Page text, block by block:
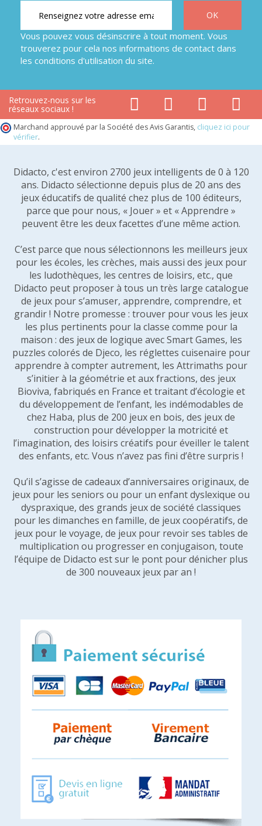
Vous pouvez vous désinscrire à tout moment. Vous
trouverez pour cela nos informations de contact dans
les conditions d'utilisation du site.
Retrouvez-nous sur les
réseaux sociaux !
Marchand approuvé par la Société des Avis Garantis, cliquez ici pour
vérifier.
Didacto, c'est environ 2700 jeux intelligents de 0 à 120
ans. Didacto sélectionne depuis plus de 20 ans des
jeux éducatifs de qualité chez plus de 100 éditeurs,
parce que pour nous, « Jouer » et « Apprendre »
peuvent être les deux facettes d’une même action.
C’est parce que nous sélectionnons les meilleurs jeux
pour les écoles, les crèches, mais aussi des jeux pour
les ludothèques, les centres de loisirs, etc., que
Didacto peut proposer à tous un très large catalogue
de jeux pour s’amuser, apprendre, comprendre, et
grandir ! Notre promesse : trouver pour vous les jeux
les plus pertinents pour la classe comme pour la
maison : des jeux de logique avec Smart Games, les
puzzles colorés de Djeco, les réglettes cuisenaire pour
apprendre à compter autrement, les Attrimaths pour
s’initier à la géométrie et aux fractions, des jeux
Bioviva, fabriqués en France et traitant d’écologie et
du développement de l’enfant, les indémodables de
chez Haba, plus de 200 jeux en bois, des jeux de
construction pour développer la motricité et
l’imagination, des loisirs créatifs pour éveiller le talent
des enfants, etc. Vous n’avez pas fini d’être surpris !
Qu’il s’agisse de cadeaux d’anniversaires originaux, de
jeux pour les seniors ou pour un enfant dyslexique ou
dyspraxique, des grands jeux de société classiques
pour les dimanches en famille, de jeux coopératifs, de
jeux pour le voyage, de jeux pour revoir ses tables de
multiplication ou progresser en conjugaison, toute
l’équipe de Didacto est sur le pont pour dénicher plus
de 300 nouveaux jeux par an !